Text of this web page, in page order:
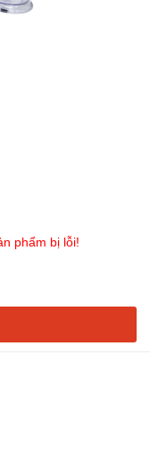
phẩm bị lỗi!